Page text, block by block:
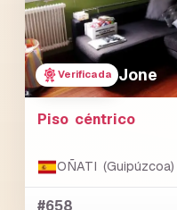
Verificada Jone
Piso céntrico
OÑATI (Guipúzcoa)
#658